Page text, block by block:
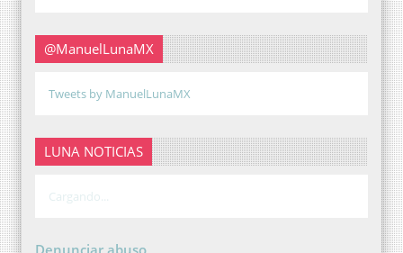
@ManuelLunaMX
Tweets by ManuelLunaMX
LUNA NOTICIAS
Cargando...